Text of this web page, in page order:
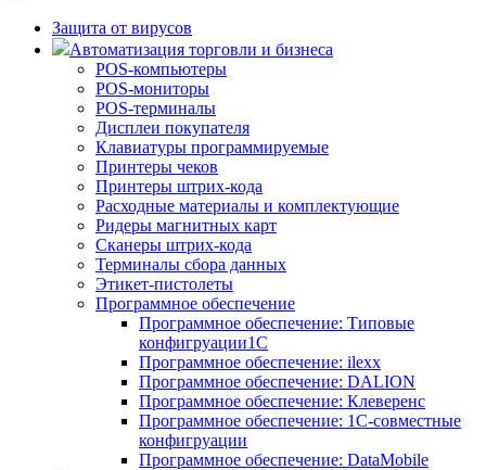
Защита от вирусов
Автоматизация торговли и бизнеса
POS-компьютеры
POS-мониторы
POS-терминалы
Дисплеи покупателя
Клавиатуры программируемые
Принтеры чеков
Принтеры штрих-кода
Расходные материалы и комплектующие
Ридеры магнитных карт
Сканеры штрих-кода
Терминалы сбора данных
Этикет-пистолеты
Программное обеспечение
Программное обеспечение: Типовые
конфигруации1С
Программное обеспечение: ilexx
Программное обеспечение: DALION
Программное обеспечение: Клеверенс
Программное обеспечение: 1С-совместные
конфигруации
Программное обеспечение: DataMobile